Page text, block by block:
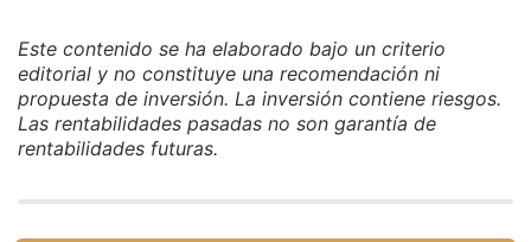
Este contenido se ha elaborado bajo un criterio
editorial y no constituye una recomendación ni
propuesta de inversión. La inversión contiene riesgos.
Las rentabilidades pasadas no son garantía de
rentabilidades futuras.